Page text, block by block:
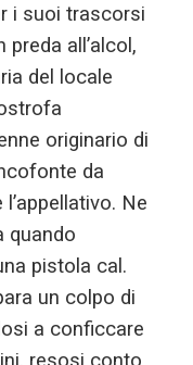
i suoi trascorsi
all’alcol,
del locale
originario di
da
Ne
quando
pistola cal.
un colpo di
a conficcare